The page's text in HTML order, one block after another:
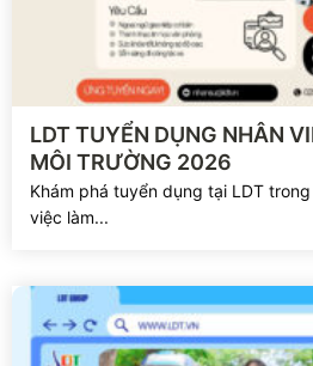
Xem chi tiết
LDT TUYỂN DỤNG NHÂN
MÔI TRƯỜNG 2026
Khám phá tuyển dụng tại LDT
việc làm...